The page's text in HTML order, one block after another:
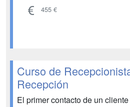
455 €
Curso de
Recepción
El primer contacto de un